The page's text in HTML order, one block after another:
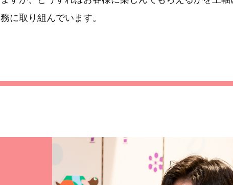
務に取り組んでいます。